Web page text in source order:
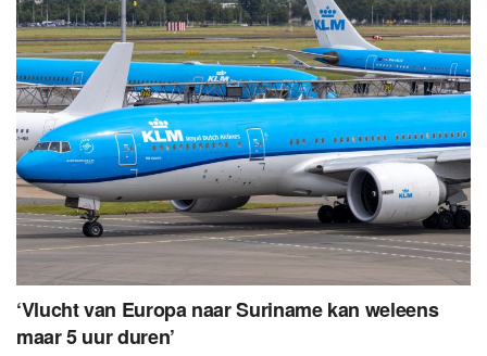
‘Vlucht van Europa naar Suriname kan weleens
maar 5 uur duren’